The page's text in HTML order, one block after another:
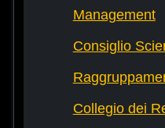
Management
Consiglio
Collegio dei